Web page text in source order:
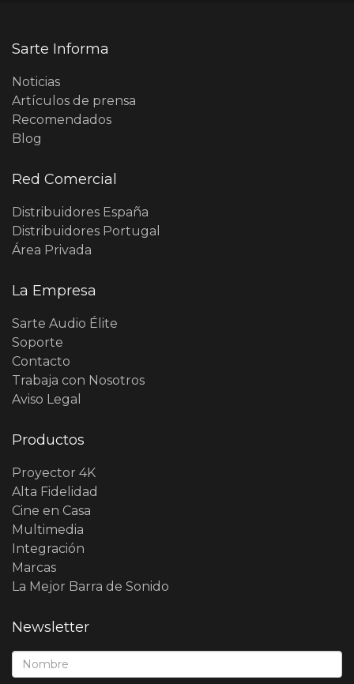
Sarte Informa
Noticias
Artículos de prensa
Recomendados
Blog
Red Comercial
Distribuidores España
Distribuidores Portugal
Área Privada
La Empresa
Sarte Audio Élite
Soporte
Contacto
Trabaja con Nosotros
Aviso Legal
Productos
Proyector 4K
Alta Fidelidad
Cine en Casa
Multimedia
Integración
Marcas
La Mejor Barra de Sonido
Newsletter
Nombre*: